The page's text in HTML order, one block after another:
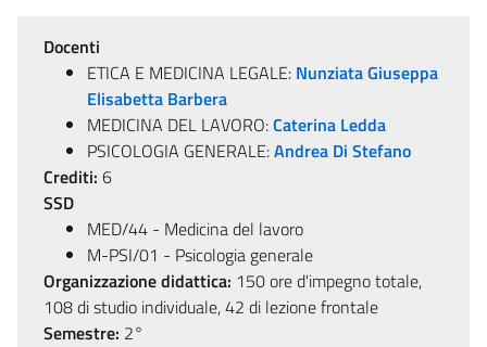
Docenti
ETICA E MEDICINA LEGALE: Nunziata Giuseppa
Elisabetta Barbera
MEDICINA DEL LAVORO:Caterina Ledda
PSICOLOGIA GENERALE:Andrea Di Stefano
Crediti: 6
SSD
MED/44 - Medicina del lavoro
M-PSI/01 - Psicologia generale
Organizzazione didattica: 150 ore d'impegno totale,
108 di studio individuale, 42 di lezione frontale
Semestre: 2°